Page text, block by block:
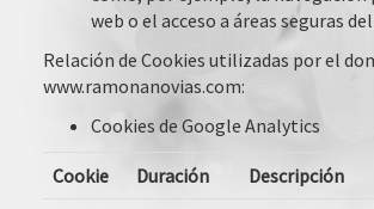
web o el acceso a áreas seguras
Relación de Cookies utilizadas por el
www.ramonanovias.com:
Cookies de Google Analytics
Cookie Duración
Descripción